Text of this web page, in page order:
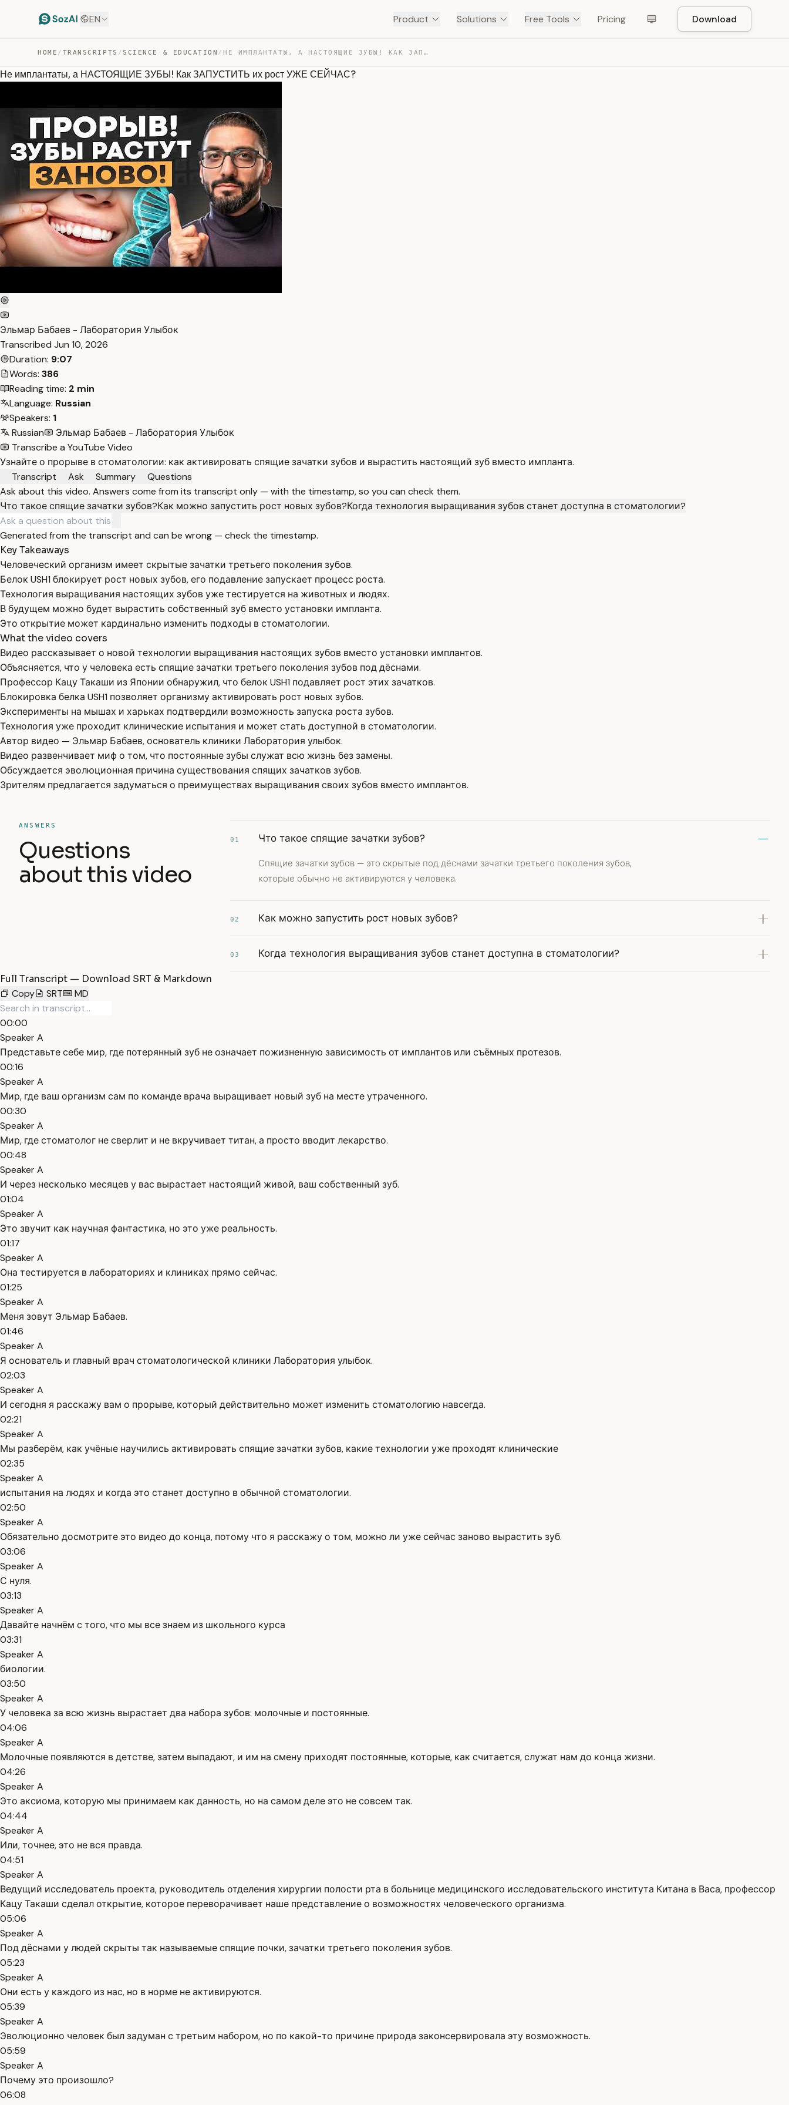
EN Product Solutions Free Tools Pricing Download
HOME / TRANSCRIPTS /SCIENCE & EDUCATION / НЕ ИМПЛАНТАТЫ, А НАСТОЯЩИЕ ЗУБЫ! КАК ЗАПУСТИТЬ ИХ РОСТ … — TRANSCRIPT
Не имплантаты, а НАСТОЯЩИЕ ЗУБЫ! Как ЗАПУСТИТЬ их рост УЖЕ СЕЙЧАС?
Эльмар Бабаев - Лаборатория Улыбок
Transcribed Jun 10, 2026
Duration: 9:07
Words: 386
Reading time: 2 min
Language: Russian
Speakers: 1
Russian
Эльмар Бабаев - Лаборатория Улыбок
Transcribe a YouTube Video
Узнайте о прорыве в стоматологии: как активировать спящие зачатки зубов и вырастить настоящий зуб вместо импланта.
Transcript
Ask Summary
Questions
Ask about this video. Answers come from its transcript only — with the timestamp, so you can check them.
Что такое спящие зачатки зубов?Как можно запустить рост новых зубов?Когда технология выращивания зубов станет доступна в стоматологии?
Generated from the transcript and can be wrong — check the timestamp.
Key Takeaways
Человеческий организм имеет скрытые зачатки третьего поколения зубов.
Белок USH1 блокирует рост новых зубов, его подавление запускает процесс роста.
Технология выращивания настоящих зубов уже тестируется на животных и людях.
В будущем можно будет вырастить собственный зуб вместо установки импланта.
Это открытие может кардинально изменить подходы в стоматологии.
What the video covers
Видео рассказывает о новой технологии выращивания настоящих зубов вместо установки имплантов.
Объясняется, что у человека есть спящие зачатки третьего поколения зубов под дёснами.
Профессор Кацу Такаши из Японии обнаружил, что белок USH1 подавляет рост этих зачатков.
Блокировка белка USH1 позволяет организму активировать рост новых зубов.
Эксперименты на мышах и харьках подтвердили возможность запуска роста зубов.
Технология уже проходит клинические испытания и может стать доступной в стоматологии.
Автор видео — Эльмар Бабаев, основатель клиники Лаборатория улыбок.
Видео развенчивает миф о том, что постоянные зубы служат всю жизнь без замены.
Обсуждается эволюционная причина существования спящих зачатков зубов.
Зрителям предлагается задуматься о преимуществах выращивания своих зубов вместо имплантов.
ANSWERS
Questions
about this video
01 Что такое спящие зачатки зубов?
Спящие зачатки зубов — это скрытые под дёснами зачатки третьего поколения зубов,
которые обычно не активируются у человека.
02 Как можно запустить рост новых зубов?
03 Когда технология выращивания зубов станет доступна в стоматологии?
Full Transcript — Download SRT & Markdown
Copy
SRT MD
00:00
Speaker A
Представьте себе мир, где потерянный зуб не означает пожизненную зависимость от имплантов или съёмных протезов.
00:16
Speaker A
Мир, где ваш организм сам по команде врача выращивает новый зуб на месте утраченного.
00:30
Speaker A
Мир, где стоматолог не сверлит и не вкручивает титан, а просто вводит лекарство.
00:48
Speaker A
И через несколько месяцев у вас вырастает настоящий живой, ваш собственный зуб.
01:04
Speaker A
Это звучит как научная фантастика, но это уже реальность.
01:17
Speaker A
Она тестируется в лабораториях и клиниках прямо сейчас.
01:25
Speaker A
Меня зовут Эльмар Бабаев.
01:46
Speaker A
Я основатель и главный врач стоматологической клиники Лаборатория улыбок.
02:03
Speaker A
И сегодня я расскажу вам о прорыве, который действительно может изменить стоматологию навсегда.
02:21
Speaker A
Мы разберём, как учёные научились активировать спящие зачатки зубов, какие технологии уже проходят клинические
02:35
Speaker A
испытания на людях и когда это станет доступно в обычной стоматологии.
02:50
Speaker A
Обязательно досмотрите это видео до конца, потому что я расскажу о том, можно ли уже сейчас заново вырастить зуб.
03:06
Speaker A
С нуля.
03:13
Speaker A
Давайте начнём с того, что мы все знаем из школьного курса
03:31
Speaker A
биологии.
03:50
Speaker A
У человека за всю жизнь вырастает два набора зубов: молочные и постоянные.
04:06
Speaker A
Молочные появляются в детстве, затем выпадают, и им на смену приходят постоянные, которые, как считается, служат нам до конца жизни.
04:26
Speaker A
Это аксиома, которую мы принимаем как данность, но на самом деле это не совсем так.
04:44
Speaker A
Или, точнее, это не вся правда.
04:51
Speaker A
Ведущий исследователь проекта, руководитель отделения хирургии полости рта в больнице медицинского исследовательского института Китана в Васа, профессор
Кацу Такаши сделал открытие, которое переворачивает наше представление о возможностях человеческого организма.
05:06
Speaker A
Под дёснами у людей скрыты так называемые спящие почки, зачатки третьего поколения зубов.
05:23
Speaker A
Они есть у каждого из нас, но в норме не активируются.
05:39
Speaker A
Эволюционно человек был задуман с третьим набором, но по какой-то причине природа законсервировала эту возможность.
05:59
Speaker A
Почему это произошло?
06:08